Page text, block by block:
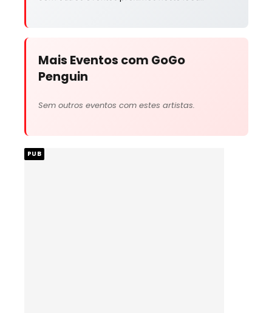
Mais Eventos com GoGo
Penguin
Sem outros eventos com estes artistas.
PUB